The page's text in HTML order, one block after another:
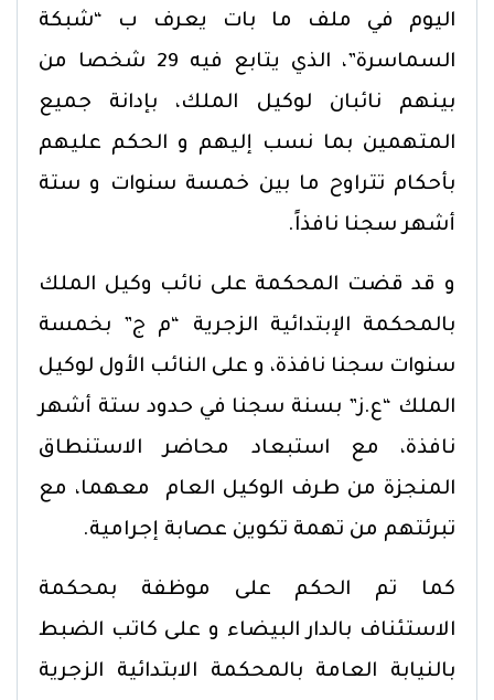
اليوم في ملف ما بات يعرف ب “شبكة
السماسرة”، الذي يتابع فيه 29 شخصا من
بينهم نائبان لوكيل الملك، بإدانة جميع
المتهمين بما نسب إليهم و الحكم عليهم
بأحكام تتراوح ما بين خمسة سنوات و ستة
أشهر سجنا نافذاً.
و قد قضت المحكمة على نائب وكيل الملك
بالمحكمة الإبتدائية الزجرية “م ج” بخمسة
سنوات سجنا نافذة، و على النائب الأول لوكيل
الملك “ع.ز” بسنة سجنا في حدود ستة أشهر
نافذة، مع استبعاد محاضر الاستنطاق
المنجزة من طرف الوكيل العام معهما، مع
تبرئتهم من تهمة تكوين عصابة إجرامية.
كما تم الحكم على موظفة بمحكمة
الاستئناف بالدار البيضاء و على كاتب الضبط
بالنيابة العامة بالمحكمة الابتدائية الزجرية